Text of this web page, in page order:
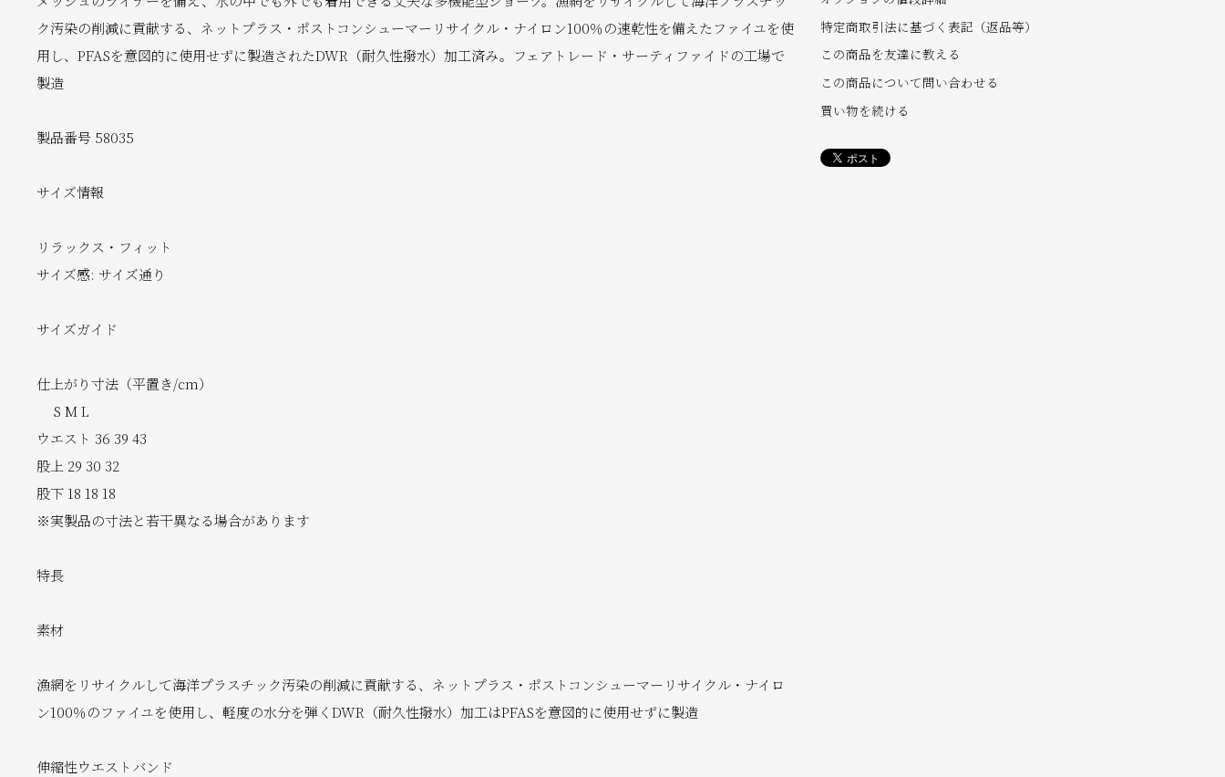
ク汚染の削減に貢献する、ネットプラス・ポストコンシューマーリサイクル・ナイロン100％の速乾性を備えたファイユを使
用し、PFASを意図的に使用せずに製造されたDWR（耐久性撥水）加工済み。フェアトレード・サーティファイドの工場で
製造
製品番号 58035
サイズ情報
リラックス・フィット
サイズ感: サイズ通り
サイズガイド
仕上がり寸法（平置き/cm）
S M L
ウエスト 36 39 43
股上 29 30 32
股下 18 18 18
※実製品の寸法と若干異なる場合があります
特長
素材
漁網をリサイクルして海洋プラスチック汚染の削減に貢献する、ネットプラス・ポストコンシューマーリサイクル・ナイロ
ン100％のファイユを使用し、軽度の水分を弾くDWR（耐久性撥水）加工はPFASを意図的に使用せずに製造
伸縮性ウエストバンド
特定商取引法に基づく表記（返品等）
この商品を友達に教える
この商品について問い合わせる
買い物を続ける